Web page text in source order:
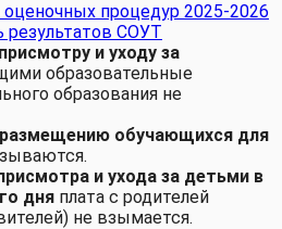
процедур 2025-2026
результатов СОУТ
присмотру и уходу за
образовательные
образования не
обучающихся для
и ухода за детьми в
дня плата с родителей
не взымается.